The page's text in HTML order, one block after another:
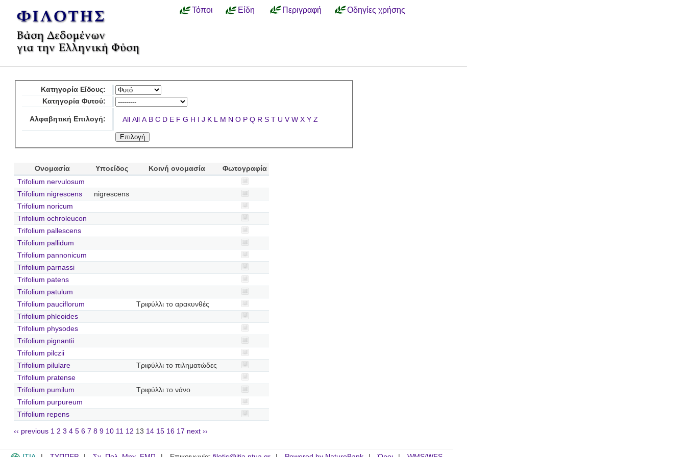
Τόποι Είδη Περιγραφή Οδηγίες χρήσης
Κατηγορία Είδους:
Κατηγορία Φυτού:
Αλφαβητική Επιλογή: All All A B C D E F G H I J K L M N O P Q R S T U V W X Y Z
Ονομασία Υποείδος Κοινή ονομασία
Φωτογραφία
Trifolium nervulosum
Trifolium nigrescens
nigrescens
Trifolium noricum
Trifolium ochroleucon
Trifolium pallescens
Trifolium pallidum
Trifolium pannonicum
Trifolium parnassi
Trifolium patens
Trifolium patulum
Trifolium pauciflorum
Τριφύλλι το αρακυνθές
Trifolium phleoides
Trifolium physodes
Trifolium pignantii
Trifolium pilczii
Trifolium pilulare
Τριφύλλι το πιληματώδες
Trifolium pratense
Trifolium pumilum
Τριφύλλι το νάνο
Trifolium purpureum
Trifolium repens
‹‹ previous 1 2 3 4 5 6 7 8 9 10 11 12 13 14 15 16 17 next ››